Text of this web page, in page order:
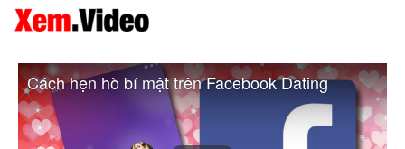
Cách hẹn hò bí mật trên Facebook Dating